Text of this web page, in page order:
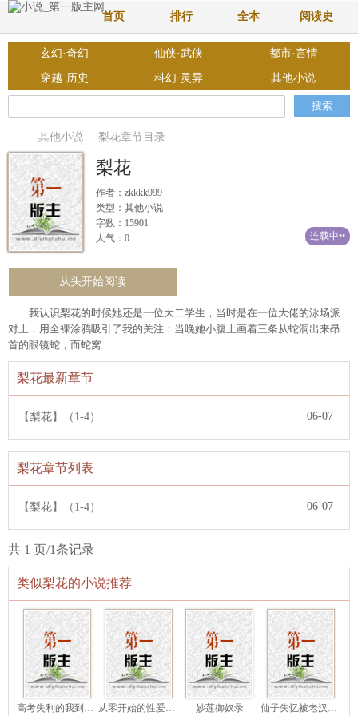
首页 排行 全本 阅读史
玄幻·奇幻 仙侠·武侠 都市·言情
穿越·历史 科幻·灵异 其他小说
其他小说 梨花章节目录
梨花
作者：zkkkk999
类型：其他小说
字数：15901
人气：0
连载中••
从头开始阅读
我认识梨花的时候她还是一位大二学生，当时是在一位大佬的泳场派
对上，用全裸涂鸦吸引了我的关注；当晚她小腹上画着三条从蛇洞出来昂
首的眼镜蛇，而蛇窝…………
梨花最新章节
【梨花】（1-4） 06-07
梨花章节列表
【梨花】（1-4） 06-07
共 1 页/1条记录
类似梨花的小说推荐
高考失利的我到乡下小姨妈家 从零开始的性爱肉鸽游戏！ 妙莲御奴录 仙子失忆被老汉捡去